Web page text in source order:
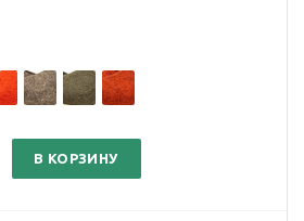
В КОРЗИНУ